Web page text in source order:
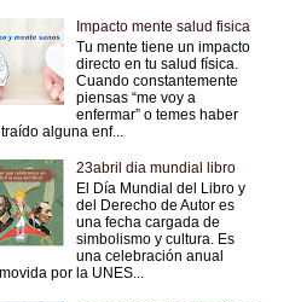
Impacto mente salud fisica
Tu mente tiene un impacto
directo en tu salud física.
Cuando constantemente
piensas “me voy a
enfermar” o temes haber
alguna enf...
23abril dia mundial libro
El Día Mundial del Libro y
del Derecho de Autor es
una fecha cargada de
simbolismo y cultura. Es
una celebración anual
por la UNES...